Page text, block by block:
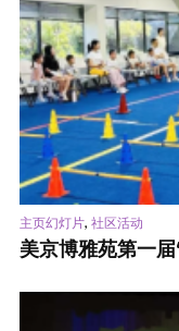
主页幻灯片, 社区活动
美京博雅苑第一